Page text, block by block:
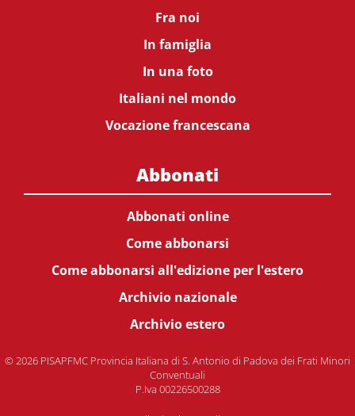
Fra noi
In famiglia
In una foto
Italiani nel mondo
Vocazione francescana
Abbonati
Abbonati online
Come abbonarsi
Come abbonarsi all'edizione per l'estero
Archivio nazionale
Archivio estero
© 2026 PISAPFMC Provincia Italiana di S. Antonio di Padova dei Frati Minori
Conventuali
P.Iva 00226500288